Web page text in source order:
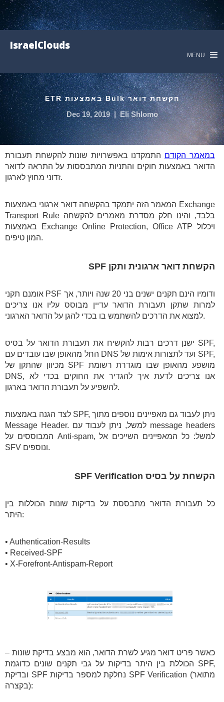
IsraelClouds
MENU
הקשחת דואר Bulk באמצעות ETR
Eli Shlomo
|
Dec 19, 2019
במאמר הקודם התמקדנו באפשרויות שונות להקשחת תעבורת
הדואר באמצעות חוקים והתניות המתבססות על התראה לדואר
זדוני מחוץ לארגון.
המאמר הזה יתמקד בהקשחה דואר ארגוני באמצעות Exchange
Transport Rule בלבד, והינו חלק מסדרת מאמרים להקשחה
באמצעות Exchange Online Protection, Office ATP ויכלול
המון טיפים.
הקשחת דואר ארגונית ותקן SPF
אומנם תקני PSF ודומיו הינם תקנים ישנים בני 20 שנה ויותר, אך
למרות שתקן תעבורת הדואר עדיין מבוסס עליו אנו צריכים
למצוא את הדרכים להשתמש בו בכדי להגן על הדואר הארגוני.
ישנן דרכים רבות להקשיח את תעבורת הדואר על בסיס SPF,
החל מהאופן שבו עובדים עם DNS ועד לתצורות אימות של SPF,
מכיוון שהתקן של SPF מושפע מהאופן שבו מוגדרת רשומת
DNS, אנו צריכים לדעת איך להגדיר את החוקים בכדי לא
להשפיע על תעבורת הדואר בארגון.
לצד הגנה באמצעות SPF, ניתן לעבוד גם מאפיינים נוספים מתוך
Message Header. למשל, ניתן לעבוד עם message headers
המבוססים על Anti-spam, למשל: כל המאפיינים השייכים אל
SFV ונוספים.
הקשחת על בסיס SPF Verification
כל תעבורת הדואר מתבססת על בדיקות שונות הכוללות בין
היתר:
• Authentication-Results
• Received-SPF
• X-Forefront-Antispam-Report
כאשר פריט דואר מגיע לשרת הדואר, הוא מבצע בדיקת שונות –
הכוללת בין היתר בדיקות על גבי תקנים שונים כדוגמת SPF,
ובדיקת SPF נחלקת למספר בדיקות SPF Verification (מתואר
בקצרה):